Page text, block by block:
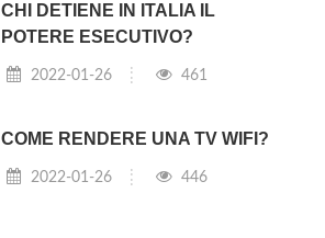
CHI DETIENE IN ITALIA IL
POTERE ESECUTIVO?
2022-01-26 461
COME RENDERE UNA TV WIFI?
2022-01-26 446